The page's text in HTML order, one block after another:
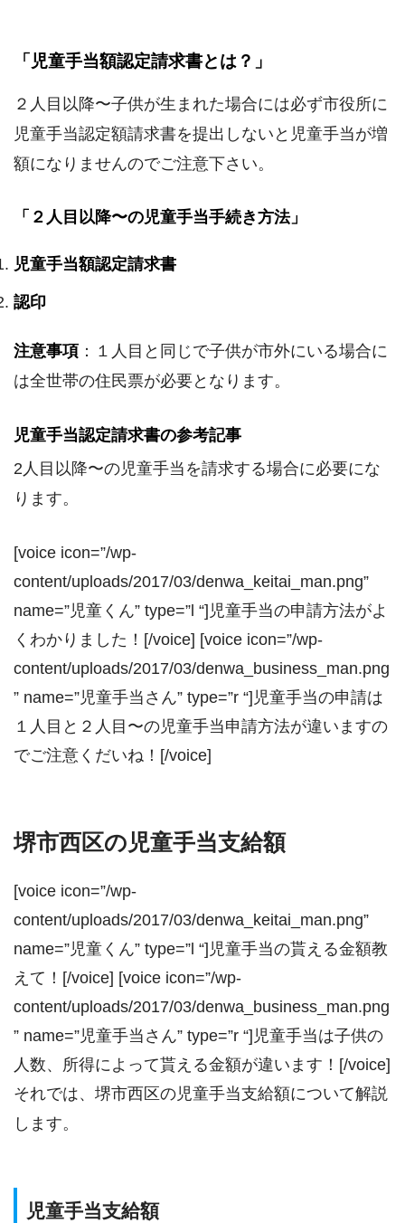
「児童手当額認定請求書とは？」
２人目以降〜子供が生まれた場合には必ず市役所に
児童手当認定額請求書を提出しないと児童手当が増
額になりませんのでご注意下さい。
「２人目以降〜の児童手当手続き方法」
児童手当額認定請求書
認印
注意事項 ：１人目と同じで子供が市外にいる場合に
は全世帯の住民票が必要となります。
児童手当認定請求書の参考記事
2人目以降〜の児童手当を請求する場合に必要にな
ります。
[voice icon=”/wp-
content/uploads/2017/03/denwa_keitai_man.png”
name=”児童くん” type=”l “]児童手当の申請方法がよ
くわかりました！[/voice] [voice icon=”/wp-
content/uploads/2017/03/denwa_business_man.png
” name=”児童手当さん” type=”r “]児童手当の申請は
１人目と２人目〜の児童手当申請方法が違いますの
でご注意くだいね！[/voice]
堺市西区の児童手当支給額
[voice icon=”/wp-
content/uploads/2017/03/denwa_keitai_man.png”
name=”児童くん” type=”l “]児童手当の貰える金額教
えて！[/voice] [voice icon=”/wp-
content/uploads/2017/03/denwa_business_man.png
” name=”児童手当さん” type=”r “]児童手当は子供の
人数、所得によって貰える金額が違います！[/voice]
それでは、堺市西区の児童手当支給額について解説
します。
児童手当支給額